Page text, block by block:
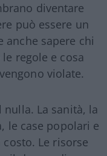
diventare
può essere un
anche sapere chi
regole e cosa
violate.
nulla. La sanità, la
le case popolari e
Le risorse